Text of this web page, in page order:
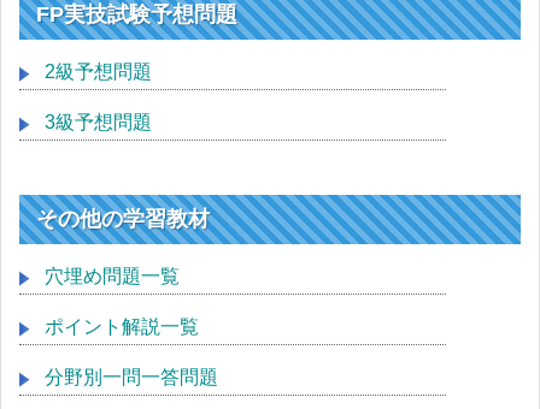
FP実技試験予想問題
2級予想問題
3級予想問題
その他の学習教材
穴埋め問題一覧
ポイント解説一覧
分野別一問一答問題